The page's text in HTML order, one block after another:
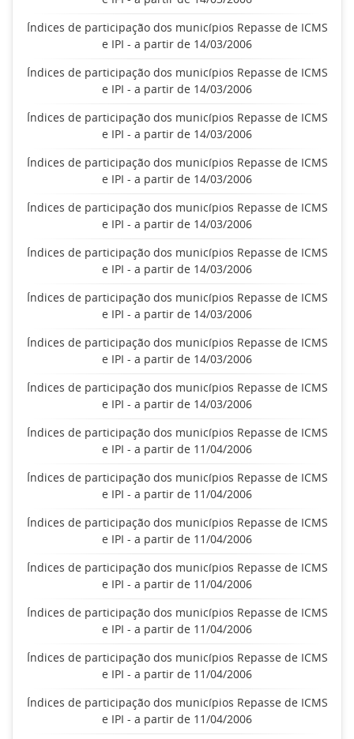
Índices de participação dos municípios Repasse de ICMS
e IPI - a partir de 14/03/2006
Índices de participação dos municípios Repasse de ICMS
e IPI - a partir de 14/03/2006
Índices de participação dos municípios Repasse de ICMS
e IPI - a partir de 14/03/2006
Índices de participação dos municípios Repasse de ICMS
e IPI - a partir de 14/03/2006
Índices de participação dos municípios Repasse de ICMS
e IPI - a partir de 14/03/2006
Índices de participação dos municípios Repasse de ICMS
e IPI - a partir de 14/03/2006
Índices de participação dos municípios Repasse de ICMS
e IPI - a partir de 14/03/2006
Índices de participação dos municípios Repasse de ICMS
e IPI - a partir de 14/03/2006
Índices de participação dos municípios Repasse de ICMS
e IPI - a partir de 14/03/2006
Índices de participação dos municípios Repasse de ICMS
e IPI - a partir de 11/04/2006
Índices de participação dos municípios Repasse de ICMS
e IPI - a partir de 11/04/2006
Índices de participação dos municípios Repasse de ICMS
e IPI - a partir de 11/04/2006
Índices de participação dos municípios Repasse de ICMS
e IPI - a partir de 11/04/2006
Índices de participação dos municípios Repasse de ICMS
e IPI - a partir de 11/04/2006
Índices de participação dos municípios Repasse de ICMS
e IPI - a partir de 11/04/2006
Índices de participação dos municípios Repasse de ICMS
e IPI - a partir de 11/04/2006